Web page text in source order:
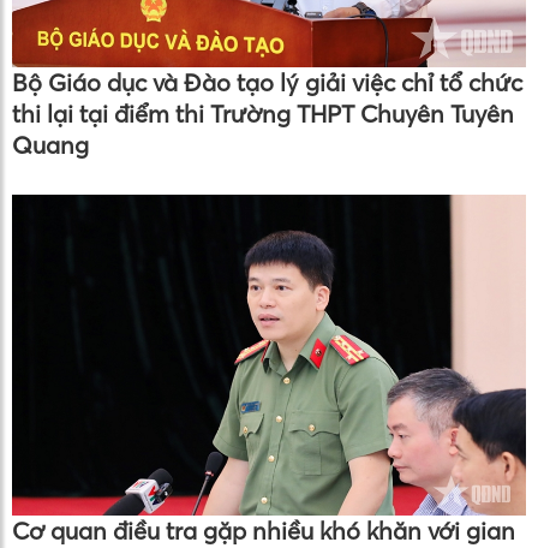
Bộ Giáo dục và Đào tạo lý giải việc chỉ tổ chức
thi lại tại điểm thi Trường THPT Chuyên Tuyên
Quang
Cơ quan điều tra gặp nhiều khó khăn với gian